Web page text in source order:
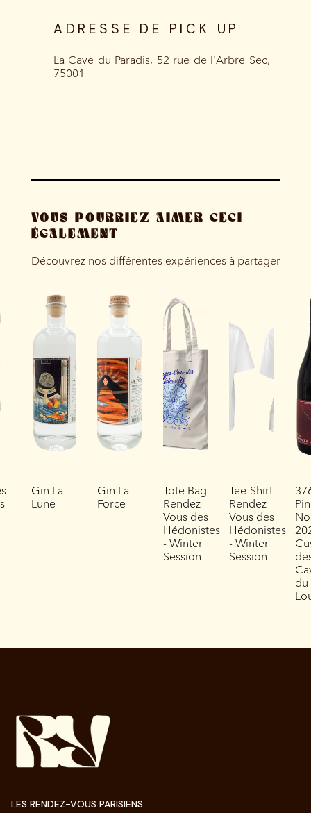
ADRESSE DE PICK UP
La Cave du Paradis, 52 rue de l'Arbre Sec,
75001
VOUS POURRIEZ AIMER CECI
ÉGALEMENT
Découvrez nos différentes expériences à partager
Gin La
Lune
Gin La
Force
Tote Bag
Rendez-
Vous des
Hédonistes
- Winter
Session
Tee-Shirt
Rendez-
Vous des
Hédonistes
- Winter
Session
du
LES RENDEZ-VOUS PARISIENS